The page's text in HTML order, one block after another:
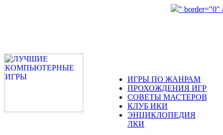
" border="0"
ИГРЫ ПО ЖАНРАМ
ПРОХОЖДЕНИЯ ИГР
СОВЕТЫ МАСТЕРОВ
КЛУБ ИКИ
ЭНЦИКЛОПЕДИЯ
ЛКИ